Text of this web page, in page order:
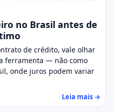
no Brasil antes de
de crédito, vale olhar
ferramenta — não como
onde juros podem variar
Leia mais →